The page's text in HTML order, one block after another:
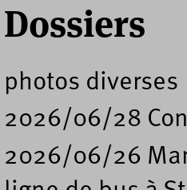
Dossiers
photos diverses
2026/06/28
2026/06/26